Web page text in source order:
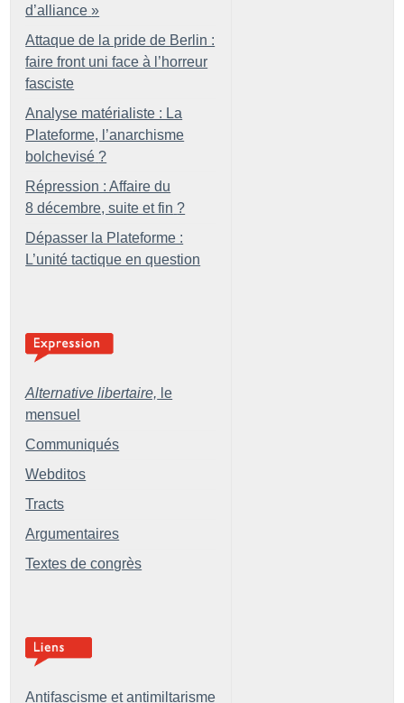
d’alliance »
Attaque de la pride de Berlin :
faire front uni face à l’horreur
fasciste
Analyse matérialiste : La
Plateforme, l’anarchisme
bolchevisé ?
Répression : Affaire du
8 décembre, suite et fin ?
Dépasser la Plateforme :
L’unité tactique en question
Alternative libertaire, le
mensuel
Communiqués
Webditos
Tracts
Argumentaires
Textes de congrès
Antifascisme et antimiltarisme